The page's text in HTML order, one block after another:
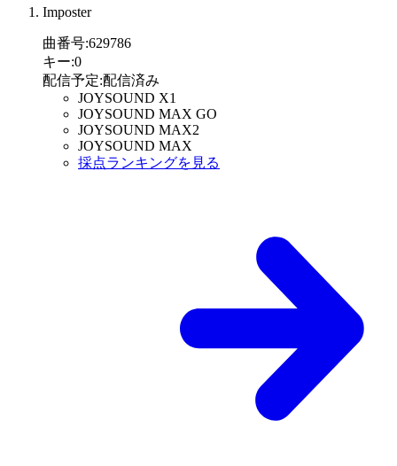
Imposter
曲番号:629786
キー:0
配信予定:配信済み
JOYSOUND X1
JOYSOUND MAX GO
JOYSOUND MAX2
JOYSOUND MAX
採点ランキングを見る